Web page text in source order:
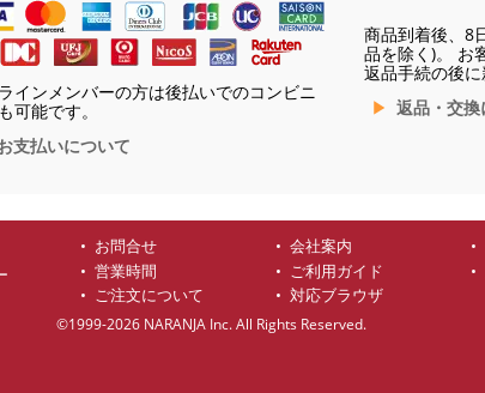
インメンバーの方は後払いでのコンビニ
可能です。
支払いについて
商品到着後、8
品を除く)。 お
返品手続の後に
返品・交換
お問合せ 会社案内
営業時間
ご利用ガイド
ご注文について
対応ブラウザ
©1999-2026 NARANJA Inc. All Rights Reserved.